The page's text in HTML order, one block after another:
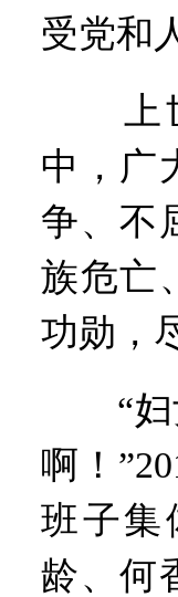
受党和
上世
中，广
争、不
族危亡
功勋，
“妇女
啊！
班子集
龄、何